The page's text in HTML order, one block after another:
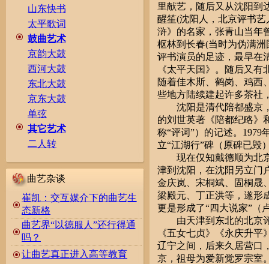
山东快书
太平歌词
鼓曲艺术
京韵大鼓
西河大鼓
东北大鼓
京东大鼓
单弦
其它艺术
二人转
曲艺杂谈
崔凯：交互媒介下的曲艺生
态新格
曲艺界“以德服人”还行得通
吗？
让曲艺真正进入高等教育
里献艺，随后又从沈阳到
醒笙(沈阳人，北京评书
浒》的名家，张青山当年
枢林到长春(当时为伪满
评书演员的足迹，最早在
《太平天国》。随后又
随着佳木斯、鹤岗、鸡西
些地方陆续建起许多茶社
沈阳是清代陪都盛京，
的刘世英著《陪都纪略》
称“评词”）的记述。
立“江湖行”碑（原碑已毁
现在仅知戴德顺为北京
津到沈阳，在沈阳另立门
金庆岚、宋桐斌、固桐晟
梁殿元、丁正洪等，遂形
更是形成了“四大说家”（
由天津到东北的北京评
《五女七贞》《永庆升
辽宁之间，后来久居营口
京，祖母为爱新觉罗宗室